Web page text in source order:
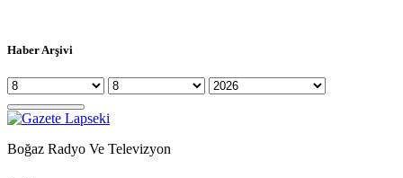
Haber Arşivi
Boğaz Radyo Ve Televizyon